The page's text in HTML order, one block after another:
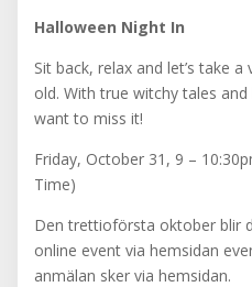
Halloween Night In
Sit back, relax and let’s take
old. With true witchy tales
want to miss it!
Friday, October 31, 9 –
Time)
Den trettioförsta oktober blir
online event via hemsidan
anmälan sker via hemsidan.